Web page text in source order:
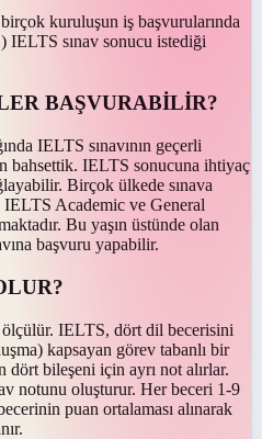
kuruluşun iş başvurularında
IELTS sınav sonucu istediği
BAŞVURABİLİR?
IELTS sınavının geçerli
bahsettik. IELTS sonucuna ihtiyaç
Birçok ülkede sınava
Academic ve General
Bu yaşın üstünde olan
başvuru yapabilir.
ölçülür. IELTS, dört dil becerisini
kapsayan görev tabanlı bir
dört bileşeni için ayrı not alırlar.
notunu oluşturur. Her beceri 1-9
puan ortalaması alınarak